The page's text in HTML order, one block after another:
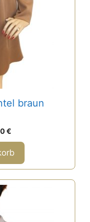
braun
€
€Aktueller
Preis
ist:
49,00 €.